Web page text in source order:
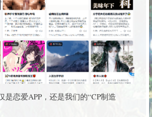
恋爱APP，还是我们的“CP制造